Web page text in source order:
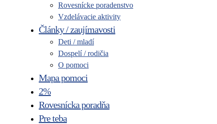
Rovesnícke poradenstvo
Vzdelávacie aktivity
Články / zaujímavosti
Deti / mladí
Dospelí / rodičia
O pomoci
Mapa pomoci
2%
Rovesnícka poradňa
Pre teba